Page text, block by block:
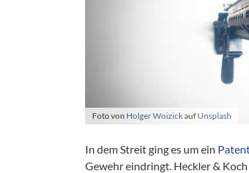
Foto von Holger Woizickauf Unsplash
In dem Streit ging es um ein
Gewehr eindringt. Heckler &